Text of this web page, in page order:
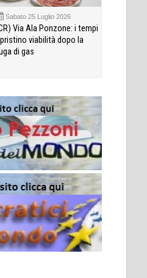
Sabato 25 Luglio 2026
Via Ala Ponzone: i tempi
viabilità dopo la
di gas